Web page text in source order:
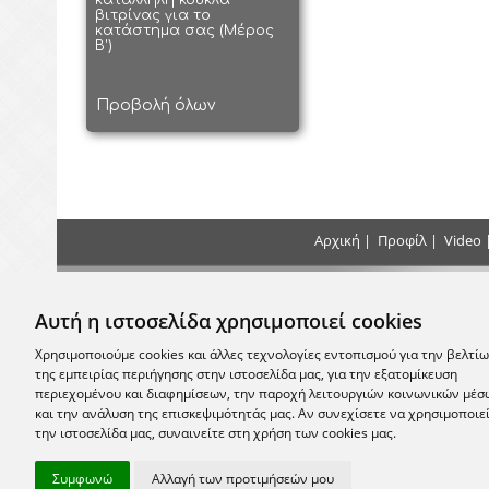
Αυτή η ιστοσελίδα χρησιμοποιεί cookies
Χρησιμοποιούμε cookies και άλλες τεχνολογίες εντοπισμού για την
της εμπειρίας περιήγησης στην ιστοσελίδα μας, για την εξατομίκευση
περιεχομένου και διαφημίσεων, την παροχή λειτουργιών κοινωνικών
και την ανάλυση της επισκεψιμότητάς μας. Αν συνεχίσετε να
την ιστοσελίδα μας, συναινείτε στη χρήση των cookies μας.
Συμφωνώ Αλλαγή των προτιμήσεών μου
βιτρίνας για το
κατάστημα σας (Μέρος
Β')
Προβολή όλων
Αρχική | Προφίλ | Video |
Κάντε τις πληρωμές σας με Κατάθεση, Κατά
την Παράδοση ή με Πιστωτική Κάρτα στο
κατάστημα μας
+30
email:
Σας